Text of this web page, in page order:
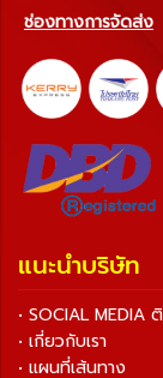
ช่องทางการจัดส่ง
แนะนำบริษัท
• SOCIAL MEDIA
• เกี่ยวกับเรา
• แผนที่เส้นทาง